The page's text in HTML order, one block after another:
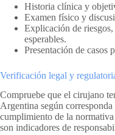
Historia clínica y
Examen físico y
Explicación de
esperables.
Presentación de casos
Verificación legal y
Compruebe que el cirujano
Argentina según
cumplimiento de la
son indicadores de